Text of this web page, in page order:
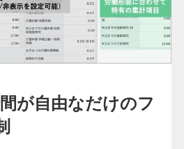
が自由なだけのフ